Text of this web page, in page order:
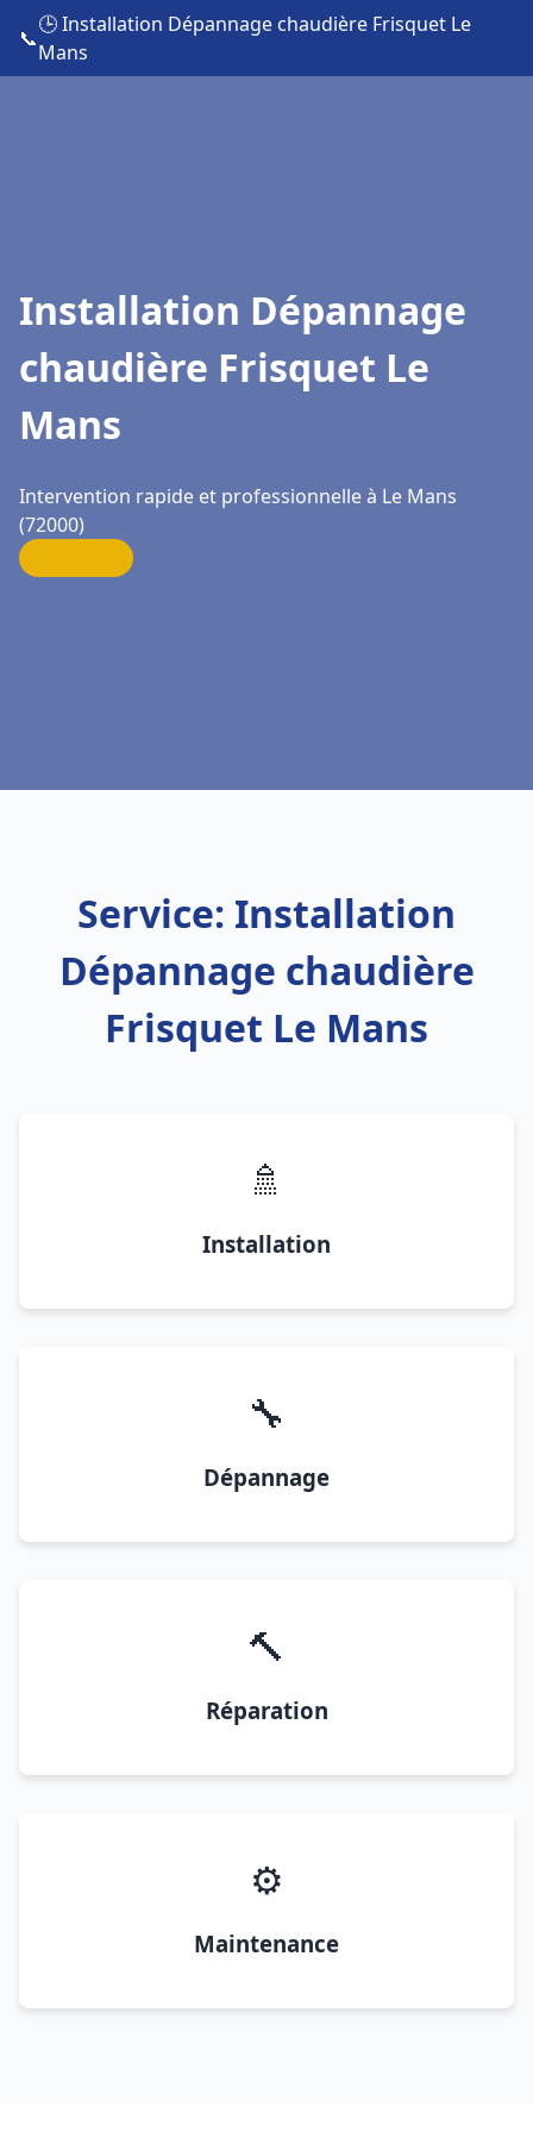
📞
🕒 Installation Dépannage chaudière Frisquet Le
Mans
Installation Dépannage
chaudière Frisquet Le
Mans
Intervention rapide et professionnelle à Le Mans
(72000)
Service: Installation
Dépannage chaudière
Frisquet Le Mans
🚿
Installation
🔧
Dépannage
🔨
Réparation
⚙️
Maintenance